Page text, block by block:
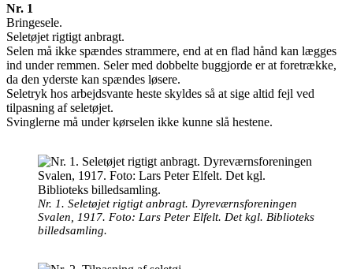
Nr. 1
Bringesele.
Seletøjet rigtigt anbragt.
Selen må ikke spændes strammere, end at en flad hånd kan lægges
ind under remmen. Seler med dobbelte buggjorde er at foretrække,
da den yderste kan spændes løsere.
Seletryk hos arbejdsvante heste skyldes så at sige altid fejl ved
tilpasning af seletøjet.
Svinglerne må under kørselen ikke kunne slå hestene.
Nr. 1. Seletøjet rigtigt anbragt. Dyreværnsforeningen
Svalen, 1917. Foto: Lars Peter Elfelt. Det kgl. Biblioteks
billedsamling.